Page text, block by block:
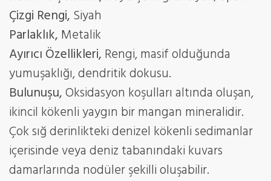
Çizgi Rengi, Siyah
Parlaklık, Metalik
Ayırıcı Özellikleri, Rengi, masif olduğunda
yumuşaklığı, dendritik dokusu.
Bulunuşu,Oksidasyon koşulları altında oluşan,
ikincil kökenli yaygın bir mangan mineralidir.
Çok sığ derinlikteki denizel kökenli sedimanlar
içerisinde veya deniz tabanındaki kuvars
damarlarında nodüler şekilli oluşabilir.